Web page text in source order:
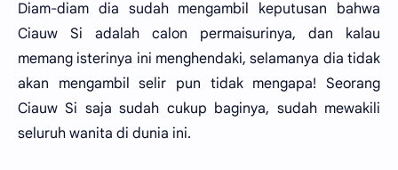
Diam-diam dia sudah mengambil keputusan bahwa
Ciauw Si adalah calon permaisurinya, dan kalau
memang isterinya ini menghendaki, selamanya dia tidak
akan mengambil selir pun tidak mengapa! Seorang
Ciauw Si saja sudah cukup baginya, sudah mewakili
seluruh wanita di dunia ini.